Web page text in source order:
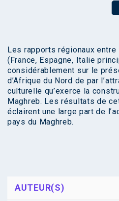
Les rapports régionaux entre
(France, Espagne, Italie
considérablement sur le
d’Afrique du Nord de par
culturelle qu’exerce la
Maghreb. Les résultats de
éclairent une large part de
pays du Maghreb.
AUTEUR(S)